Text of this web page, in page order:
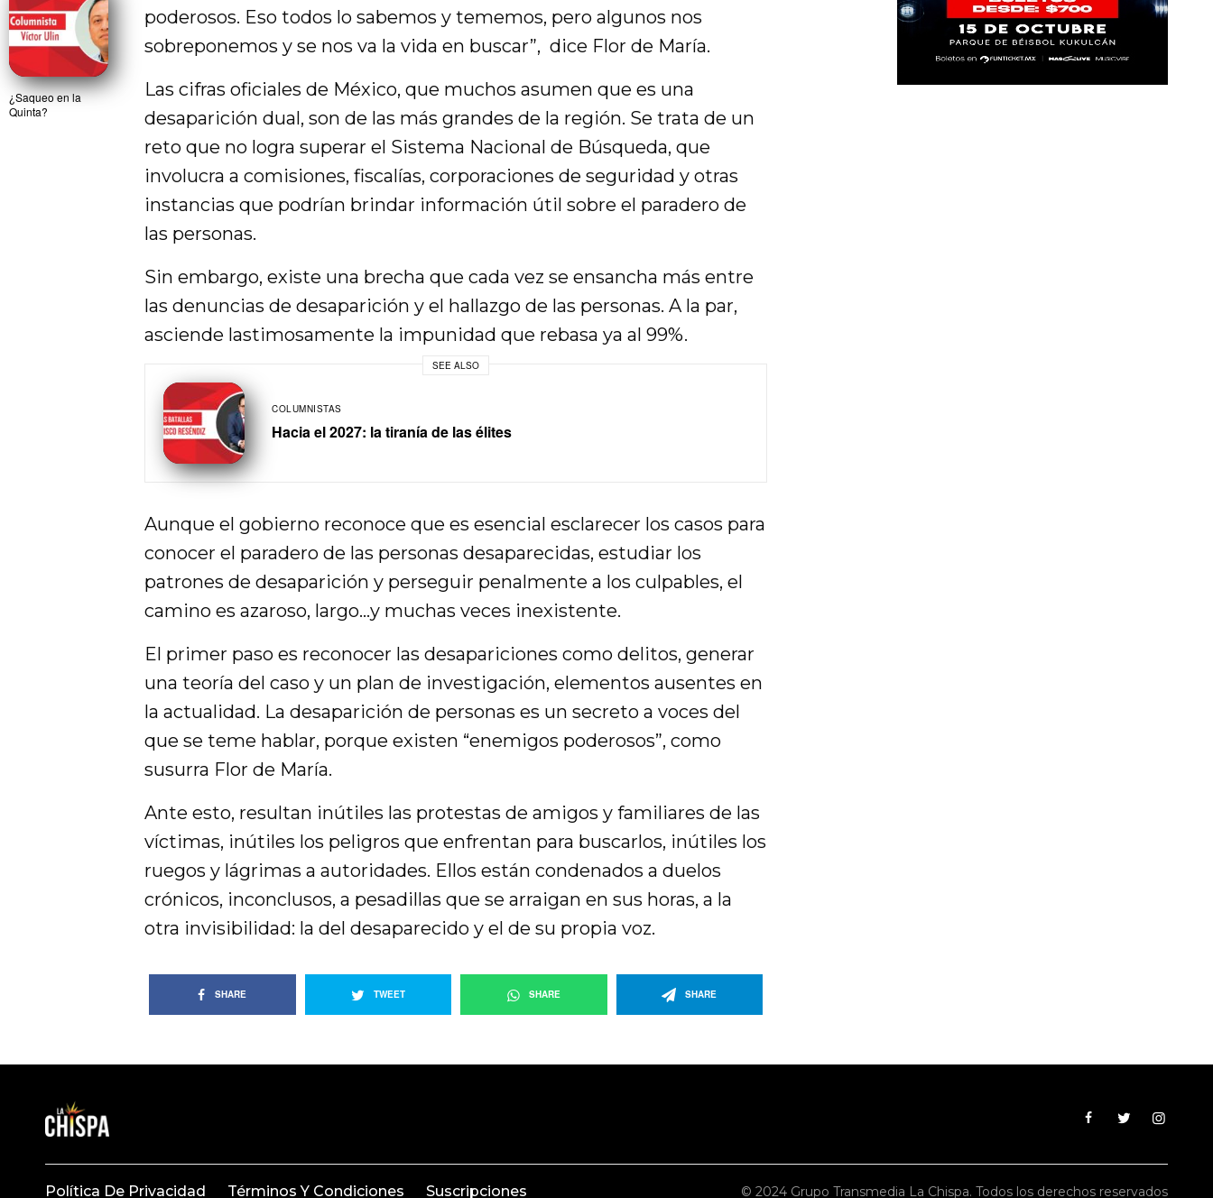
¿Saqueo en la
Quinta?
poderosos. Eso todos lo sabemos y tememos, pero algunos nos
sobreponemos y se nos va la vida en buscar”, dice Flor de María.
Las cifras oficiales de México, que muchos asumen que es una
desaparición dual, son de las más grandes de la región. Se trata de un
reto que no logra superar el Sistema Nacional de Búsqueda, que
involucra a comisiones, fiscalías, corporaciones de seguridad y otras
instancias que podrían brindar información útil sobre el paradero de
las personas.
Sin embargo, existe una brecha que cada vez se ensancha más entre
las denuncias de desaparición y el hallazgo de las personas. A la par,
asciende lastimosamente la impunidad que rebasa ya al 99%.
SEE ALSO
COLUMNISTAS
Hacia el 2027: la tiranía de las élites
Aunque el gobierno reconoce que es esencial esclarecer los casos para
conocer el paradero de las personas desaparecidas, estudiar los
patrones de desaparición y perseguir penalmente a los culpables, el
camino es azaroso, largo…y muchas veces inexistente.
El primer paso es reconocer las desapariciones como delitos, generar
una teoría del caso y un plan de investigación, elementos ausentes en
la actualidad. La desaparición de personas es un secreto a voces del
que se teme hablar, porque existen “enemigos poderosos”, como
susurra Flor de María.
Ante esto, resultan inútiles las protestas de amigos y familiares de las
víctimas, inútiles los peligros que enfrentan para buscarlos, inútiles los
ruegos y lágrimas a autoridades. Ellos están condenados a duelos
crónicos, inconclusos, a pesadillas que se arraigan en sus horas, a la
otra invisibilidad: la del desaparecido y el de su propia voz.
SHARE TWEET SHARE SHARE
Política De Privacidad Términos Y Condiciones Suscripciones © 2024 Grupo Transmedia La Chispa. Todos los derechos reservados